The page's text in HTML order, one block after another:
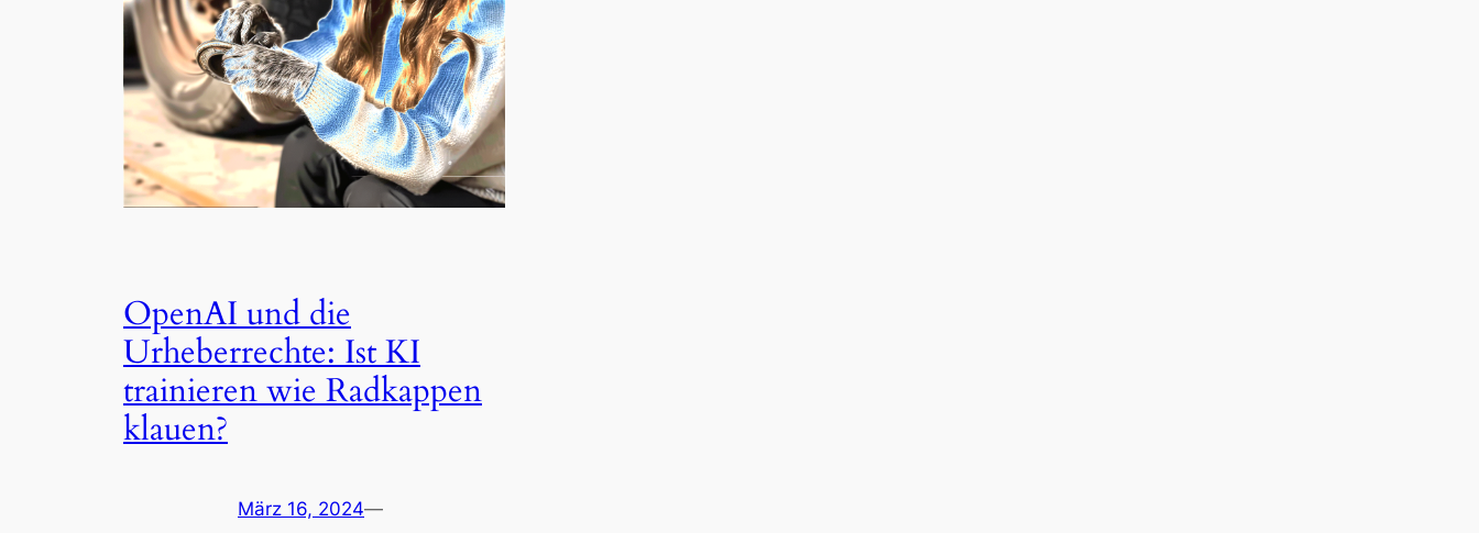
OpenAI und die
Urheberrechte: Ist KI
trainieren wie Radkappen
klauen?
März 16, 2024—